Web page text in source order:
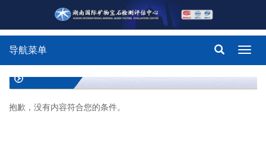
导航菜单
抱歉，没有内容符合您的条件。